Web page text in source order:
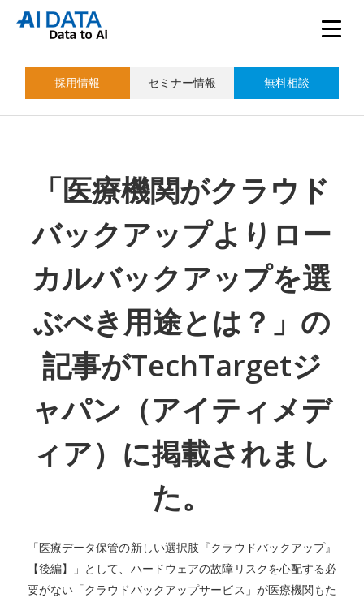
採用情報 セミナー情報 無料相談
「医療機関がクラウド
バックアップよりロー
カルバックアップを選
ぶべき用途とは？」の
記事がTechTargetジ
ャパン（アイティメデ
ィア）に掲載されまし
た。
「医療データ保管の新しい選択肢『クラウドバックアップ』
【後編】」として、ハードウェアの故障リスクを心配する必
要がない「クラウドバックアップサービス」が医療機関もた